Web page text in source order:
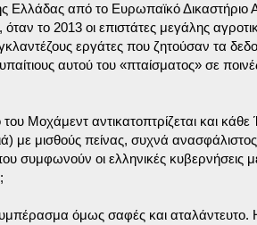
Ελλάδας από το Ευρωπαϊκό
το 2013 οι επιστάτες μεγάλης
εργάτες που ζητούσαν τα
υπαίτιους αυτού του «πταίσματος» σε
Μοχάμεντ αντικατοπτρίζεται και
με μισθούς πείνας, συχνά
συμφωνούν οι ελληνικές κυβερνήσεις
όμως σαφές και αταλάντευτο.